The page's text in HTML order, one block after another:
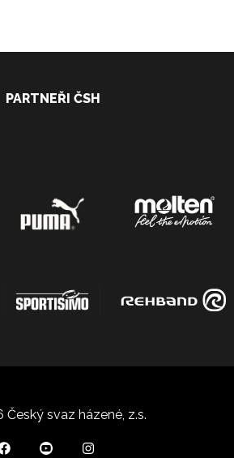
PARTNEŘI ČSH
svaz házené, z.s.